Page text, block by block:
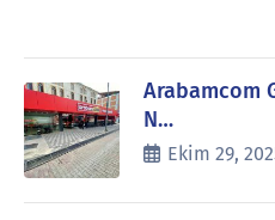
Arabamcom
N…
Ekim 29,